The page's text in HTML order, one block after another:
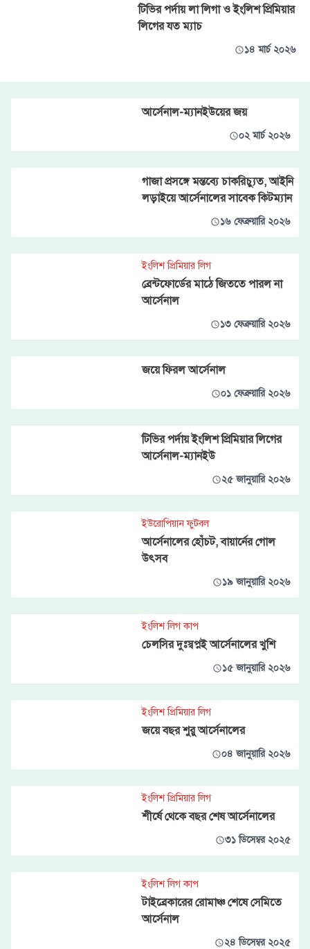
টিভির পর্দায় লা লিগা ও ইংলিশ প্রিমিয়ার
লিগের যত ম্যাচ
১৪ মার্চ ২০২৬
আর্সেনাল-ম্যানইউয়ের জয়
০২ মার্চ ২০২৬
গাজা প্রসঙ্গে মন্তব্যে চাকরিচ্যুত, আইনি
লড়াইয়ে আর্সেনালের সাবেক কিটম্যান
১৬ ফেব্রুয়ারি ২০২৬
ইংলিশ প্রিমিয়ার লিগ
ব্রেন্টফোর্ডের মাঠে জিততে পারল না
আর্সেনাল
১৩ ফেব্রুয়ারি ২০২৬
জয়ে ফিরল আর্সেনাল
০১ ফেব্রুয়ারি ২০২৬
টিভির পর্দায় ইংলিশ প্রিমিয়ার লিগের
আর্সেনাল-ম্যানইউ
২৫ জানুয়ারি ২০২৬
ইউরোপিয়ান ফুটবল
আর্সেনালের হোঁচট, বায়ার্নের গোল
উৎসব
১৯ জানুয়ারি ২০২৬
ইংলিশ লিগ কাপ
চেলসির দুঃস্বপ্নই আর্সেনালের খুশি
১৫ জানুয়ারি ২০২৬
ইংলিশ প্রিমিয়ার লিগ
জয়ে বছর শুরু আর্সেনালের
০৪ জানুয়ারি ২০২৬
ইংলিশ প্রিমিয়ার লিগ
শীর্ষে থেকে বছর শেষ আর্সেনালের
৩১ ডিসেম্বর ২০২৫
ইংলিশ লিগ কাপ
টাইব্রেকারের রোমাঞ্চ শেষে সেমিতে
আর্সেনাল
২৪ ডিসেম্বর ২০২৫